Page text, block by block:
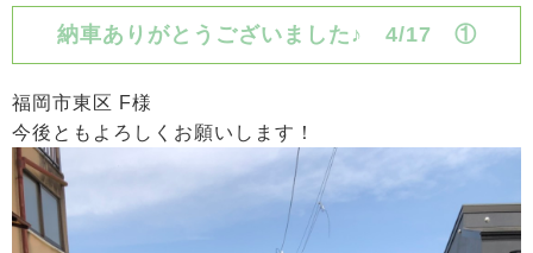
納車ありがとうございました♪ 4/17 ①
福岡市東区 F様
今後ともよろしくお願いします！